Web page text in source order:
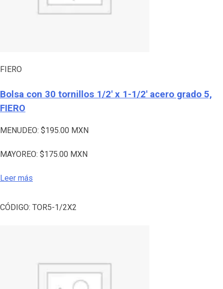
FIERO
Bolsa con 30 tornillos 1/2′ x 1-1/2′ acero grado 5,
FIERO
MENUDEO: $195.00 MXN
MAYOREO: $175.00 MXN
Leer más
CÓDIGO: TOR5-1/2X2